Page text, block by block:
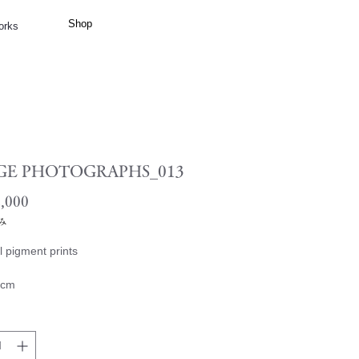
Shop
PHOTOGRAPHS_013
pigment prints